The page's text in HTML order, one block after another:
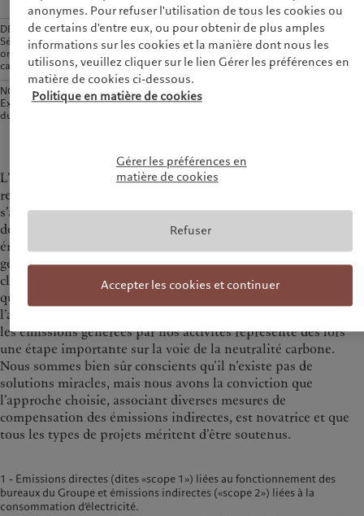
DE POINTE
Séquestrati
on du
carbone
Reforestation
Boisement
Rétablissement des
écosystèmes côtiers
NOVATEURS
Extraction
du carbone
L’engagement d’éliminer les émissions directes résiduelles
revêt une importance cruciale. Les projets soutenus
s’appuient sur les écosystèmes ou les technologies pour
déployer des solutions de captage durable ou d’extraction des
émissions. Les établissements financiers compensent
généralement leurs émissions en finançant des projets
classiques de réduction ou de prévention des émissions, sans
qu’une diminution de la concentration globale de CO2 dans
l’atmosphère ne soit pour autant observable. Réduire à zéro
les émissions générées par nos activités représente dès lors
une étape importante sur la voie de la neutralité carbone.
Nous sommes bien sûr conscients qu’il n’existe pas de
solutions miracles, mais nous avons la conviction que
l’approche choisie, associant diverses mesures de
compensation des émissions indirectes, est novatrice et que
tous les types de projets méritent d’être soutenus.
1 - Emissions directes (dites «scope 1») liées au fonctionnement des
bureaux du Groupe et émissions indirectes («scope 2») liées à la
consommation d’électricité.
anonymes. Pour refuser l'utilisation de tous les cookies ou
de certains d'entre eux, ou pour obtenir de plus amples
informations sur les cookies et la manière dont nous les
utilisons, veuillez cliquer sur le lien Gérer les préférences en
matière de cookies ci-dessous.
Politique en matière de cookies
Gérer les préférences en
matière de cookies
Refuser
Accepter les cookies et continuer